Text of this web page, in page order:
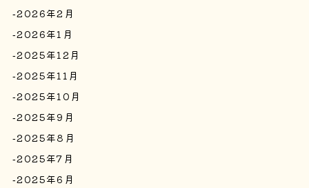
2026年2月
2026年1月
2025年12月
2025年11月
2025年10月
2025年9月
2025年8月
2025年7月
2025年6月